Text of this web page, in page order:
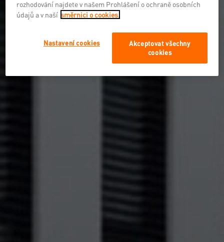
rozhodování najdete v našem Prohlášení o ochraně osobních
údajů a v naší směrnici o cookies.
Akceptovat všechny
cookies
Nastavení cookies